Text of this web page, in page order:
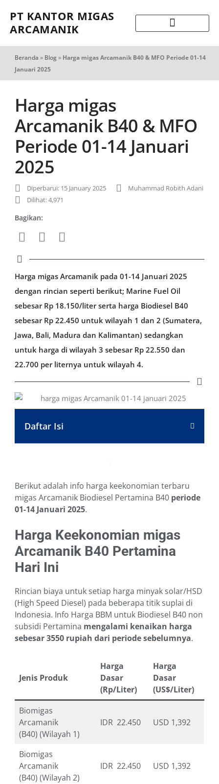
PT KANTOR MIGAS
ARCAMANIK
Beranda » Blog» Harga migas Arcamanik B40 & MFO Periode 01-14
Januari 2025
Harga migas
Arcamanik B40 & MFO
Periode 01-14 Januari
2025
Diperbarui: 15 January 2025
Muhammad Robith Adani
Dilihat: 4,971
Bagikan:
Harga migas Arcamanik pada 01-14 Januari 2025
dengan rincian seperti berikut; Marine Fuel Oil
sebesar Rp 18.150/liter serta harga Biodiesel B40
sebesar Rp 22.450 untuk wilayah 1 dan 2 (Sumatera,
Jawa, Bali, Madura dan Kalimantan) sedangkan
untuk harga di wilayah 3 sebesar Rp 22.550 dan
22.700 per liternya untuk wilayah 4.
Daftar Isi
Berikut adalah info harga keekonomian terbaru
migas Arcamanik Biodiesel Pertamina B40 periode
01-14 Januari 2025.
Harga Keekonomian migas
Arcamanik B40 Pertamina
Hari Ini
Rincian biaya untuk setiap harga minyak solar/HSD
(High Speed Diesel) pada beberapa titik suplai di
Indonesia. Info Harga BBM untuk Biodiesel B40 non
subsidi Pertamina mengalami kenaikan harga
sebesar 3550 rupiah dari periode sebelumnya.
Jenis Produk
Harga
Dasar
(Rp/Liter)
Harga
Dasar
(US$/Liter)
Biomigas
Arcamanik
(B40) (Wilayah 1)
IDR 22.450 USD 1,392
Biomigas
Arcamanik
(B40) (Wilayah 2)
IDR 22.450 USD 1,392